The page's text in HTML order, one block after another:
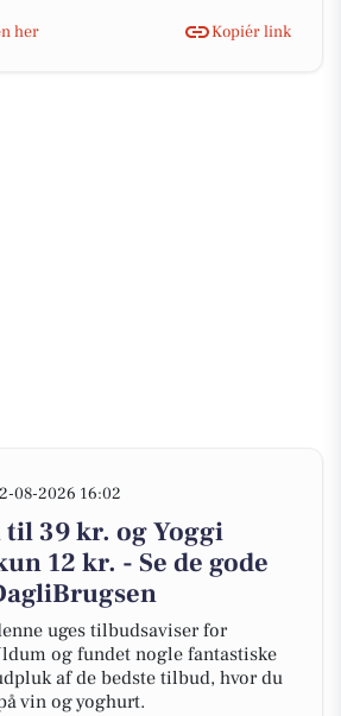
her
Kopiér link
08-2026 16:02
til 39 kr. og Yoggi
12 kr. - Se de gode
uges tilbudsaviser for
og fundet nogle fantastiske
af de bedste tilbud, hvor du
vin og yoghurt.